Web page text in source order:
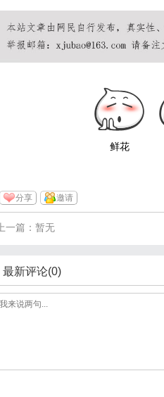
鲜花
分享 邀请
上一篇：暂无
最新评论(0)